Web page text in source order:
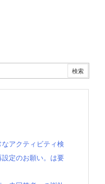
アクティビティ検
定のお願い。は要